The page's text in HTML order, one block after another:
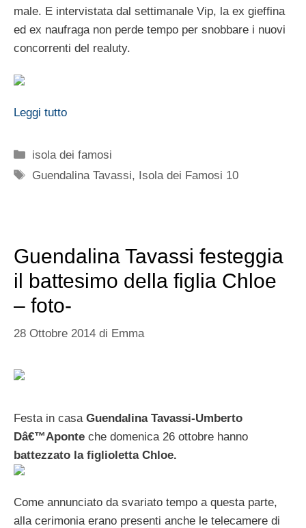
male. E intervistata dal settimanale Vip, la ex gieffina
ed ex naufraga non perde tempo per snobbare i nuovi
concorrenti del realuty.
Leggi tutto
Categorie
isola dei famosi
Tag
Guendalina Tavassi, Isola dei Famosi 10
Guendalina Tavassi festeggia
il battesimo della figlia Chloe
– foto-
28 Ottobre 2014 di Emma
Festa in casa Guendalina Tavassi-Umberto
Dâ€™Aponte che domenica 26 ottobre hanno
battezzato la figlioletta Chloe.
Come annunciato da svariato tempo a questa parte,
alla cerimonia erano presenti anche le telecamere di